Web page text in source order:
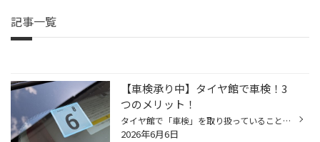
記事一覧
【車検承り中】タイヤ館で車検！3
つのメリット！
タイヤ館で「車検」を取り扱っていることをご存じですか？ タイヤだけではなく、オイルやバッテリーの交換など、メンテナンスも幅広く手掛けており、 車検も安心してタイヤ館におまかせいただくことができます！ タイヤ館で車検を受ける3つのメリット！ ＜メリット その1＞交換部品がお得！ タイヤ...
2026年6月6日